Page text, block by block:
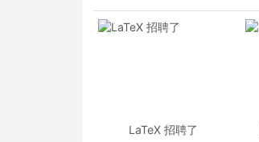
LaTeX 招聘了